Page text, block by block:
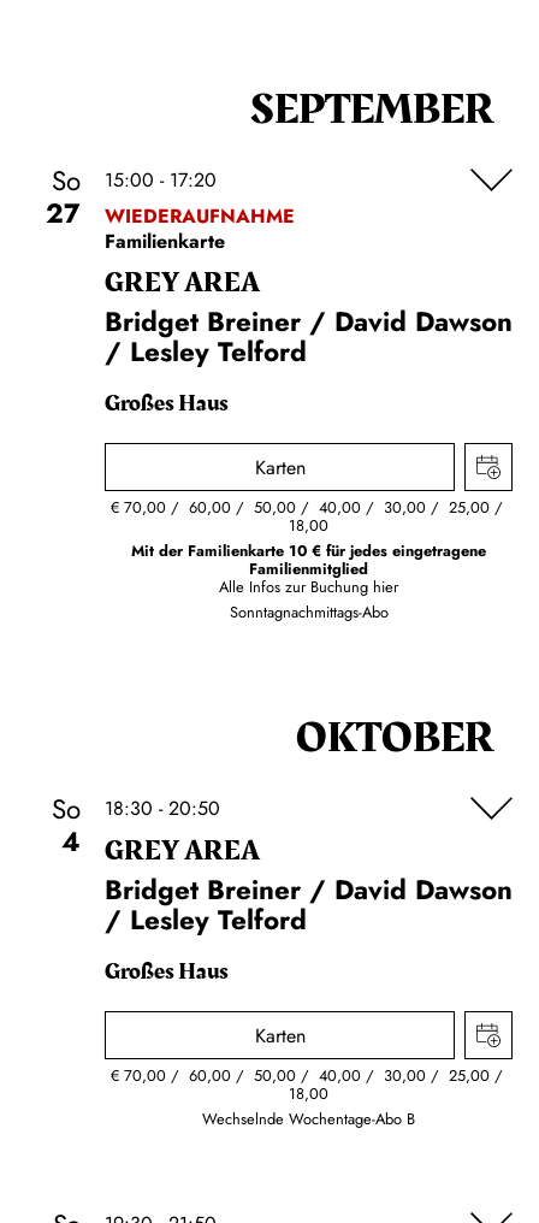
SEPTEMBER
So
27
15:00 - 17:20
WIEDERAUFNAHME
Familienkarte
GREY AREA
Bridget Breiner / David Dawson
/ Lesley Telford
Großes Haus
Karten
€ 70,00 60,00 50,00 40,00 30,00 25,00
18,00
Mit der Familienkarte 10 € für jedes eingetragene
Familienmitglied
Alle Infos zur Buchung hier
Sonntagnachmittags-Abo
OKTOBER
So
4
18:30 - 20:50
GREY AREA
Bridget Breiner / David Dawson
/ Lesley Telford
Großes Haus
Karten
€ 70,00 60,00 50,00 40,00 30,00 25,00
18,00
Wechselnde Wochentage-Abo B